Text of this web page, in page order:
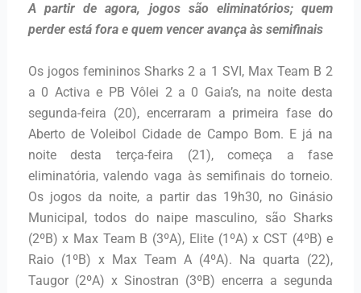
A partir de agora, jogos são eliminatórios; quem
perder está fora e quem vencer avança às semifinais
Os jogos femininos Sharks 2 a 1 SVI, Max Team B 2
a 0 Activa e PB Vôlei 2 a 0 Gaia’s, na noite desta
segunda-feira (20), encerraram a primeira fase do
Aberto de Voleibol Cidade de Campo Bom. E já na
noite desta terça-feira (21), começa a fase
eliminatória, valendo vaga às semifinais do torneio.
Os jogos da noite, a partir das 19h30, no Ginásio
Municipal, todos do naipe masculino, são Sharks
(2ºB) x Max Team B (3ºA), Elite (1ºA) x CST (4ºB) e
Raio (1ºB) x Max Team A (4ºA). Na quarta (22),
Taugor (2ºA) x Sinostran (3ºB) encerra a segunda